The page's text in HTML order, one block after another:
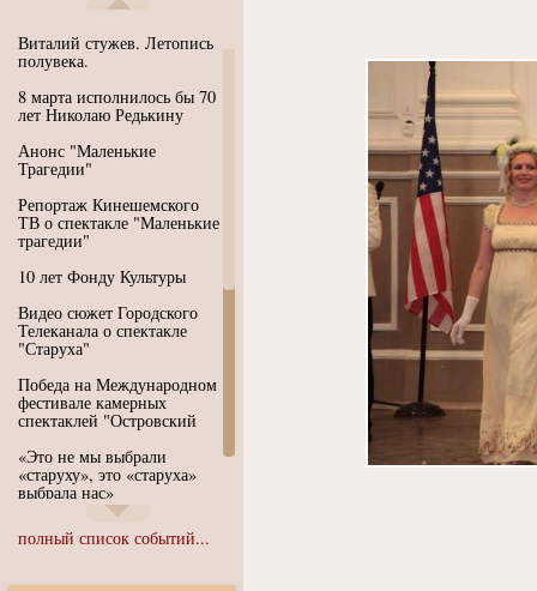
Виталий стужев. Летопись
полувека.
8 марта исполнилось бы 70
лет Николаю Редькину
Анонс "Маленькие
Трагедии"
Репортаж Кинешемского
ТВ о спектакле "Маленькие
трагедии"
10 лет Фонду Культуры
Видео сюжет Городского
Телеканала о спектакле
"Старуха"
Победа на Международном
фестивале камерных
спектаклей "Островский
«Это не мы выбрали
«старуху», это «старуха»
выбрала нас»
Иммерсивный спектакль
"Язык чистого полета
полный список событий...